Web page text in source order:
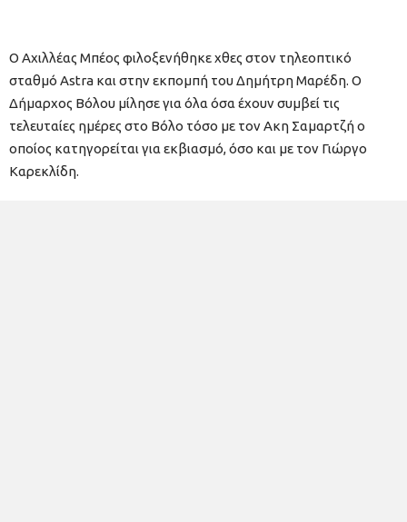
O Αχιλλέας Μπέος φιλοξενήθηκε χθες στον τηλεοπτικό
σταθμό Astra και στην εκπομπή του Δημήτρη Μαρέδη. Ο
Δήμαρχος Βόλου μίλησε για όλα όσα έχουν συμβεί τις
τελευταίες ημέρες στο Βόλο τόσο με τον Ακη Σαμαρτζή ο
οποίος κατηγορείται για εκβιασμό, όσο και με τον Γιώργο
Καρεκλίδη.